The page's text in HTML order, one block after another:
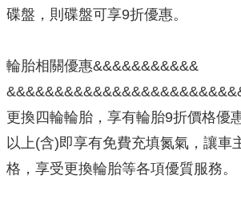
碟盤，則碟盤可享9折優惠。
輪胎相關優惠&&&&&&&&&&&
更換四輪輪胎，享有輪胎9折價格優
以上(含)即享有免費充填氮氣，讓車
格，享受更換輪胎等各項優質服務。